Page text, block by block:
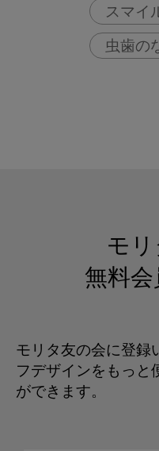
スマイ
虫歯の
モ
無料会
モリタ友の会に登録
フデザインをもっと
ができます。